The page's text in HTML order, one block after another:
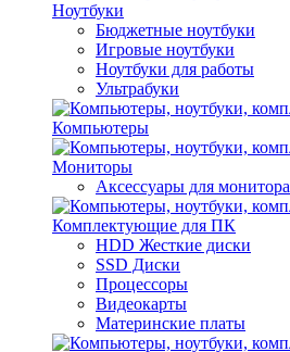
Ноутбуки
Бюджетные ноутбуки
Игровые ноутбуки
Ноутбуки для работы
Ультрабуки
Компьютеры
Мониторы
Аксессуары для монитора
Комплектующие для ПК
HDD Жесткие диски
SSD Диски
Процессоры
Видеокарты
Материнские платы